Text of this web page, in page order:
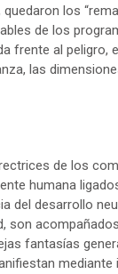
los
de los
frente al peligro,
las
de los
humana
del desarrollo
son
fantasías